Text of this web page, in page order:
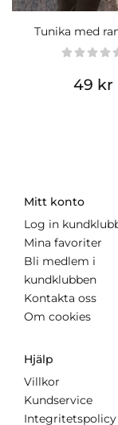
Tunika med
49 kr
Mitt konto
Log in
Mina favoriter
Bli medlem i
kundklubben
Kontakta oss
Om cookies
Hjälp
Villkor
Kundservice
Integritetspolicy